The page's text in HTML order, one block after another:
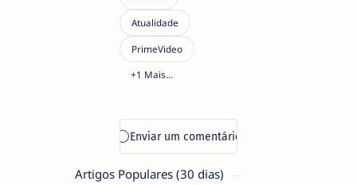
Artigos Populares (30 dias)